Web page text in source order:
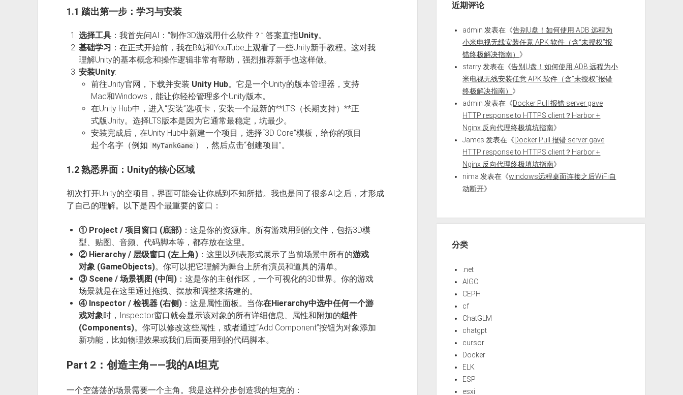
1.1 踏出第一步：学习与安装
选择工具：我首先问AI：“制作3D游戏用什么软件？” 答案直指Unity。
基础学习 ：在正式开始前，我在B站和YouTube上观看了一些Unity新手教程。这对我
理解Unity的基本概念和操作逻辑非常有帮助，强烈推荐新手也这样做。
安装Unity:
前往Unity官网，下载并安装 Unity Hub。它是一个Unity的版本管理器，支持
Mac和Windows，能让你轻松管理多个Unity版本。
在Unity Hub中，进入“安装”选项卡，安装一个最新的**LTS（长期支持）**正
式版Unity。选择LTS版本是因为它通常最稳定，坑最少。
安装完成后，在Unity Hub中新建一个项目，选择“3D Core”模板，给你的项目
起个名字（例如
MyTankGame ），然后点击“创建项目”。
1.2 熟悉界面：Unity的核心区域
初次打开Unity的空项目，界面可能会让你感到不知所措。我也是问了很多AI之后，才形成
了自己的理解。以下是四个最重要的窗口：
① Project / 项目窗口 (底部)：这是你的资源库。所有游戏用到的文件，包括3D模
型、贴图、音频、代码脚本等，都存放在这里。
② Hierarchy / 层级窗口 (左上角)：这里以列表形式展示了当前场景中所有的游戏
对象 (GameObjects)。你可以把它理解为舞台上所有演员和道具的清单。
③ Scene / 场景视图 (中间)：这是你的主创作区，一个可视化的3D世界。你的游戏
场景就是在这里通过拖拽、摆放和调整来搭建的。
④ Inspector / 检视器 (右侧)：这是属性面板。当你在Hierarchy中选中任何一个游
戏对象时，Inspector窗口就会显示该对象的所有详细信息、属性和附加的组件
(Components)。你可以修改这些属性，或者通过“Add Component”按钮为对象添加
新功能，比如物理效果或我们后面要用到的代码脚本。
Part 2：创造主角——我的AI坦克
一个空荡荡的场景需要一个主角。我是这样分步创造我的坦克的：
近期评论
admin 发表在《告别U盘！如何使用 ADB 远程为
小米电视无线安装任意 APK 软件（含“未授权”报
错终极解决指南） 》
starry 发表在《告别U盘！如何使用 ADB 远程为小
米电视无线安装任意 APK 软件（含“未授权”报错
终极解决指南） 》
admin 发表在《Docker Pull 报错 server gave
HTTP response to HTTPS client？Harbor +
Nginx 反向代理终极填坑指南》
James 发表在《Docker Pull 报错 server gave
HTTP response to HTTPS client？Harbor +
Nginx 反向代理终极填坑指南》
nima 发表在《windows远程桌面连接之后WiFi自
动断开》
分类
.net
AIGC
CEPH
cf
ChatGLM
chatgpt
cursor
Docker
ELK
ESP
esxi